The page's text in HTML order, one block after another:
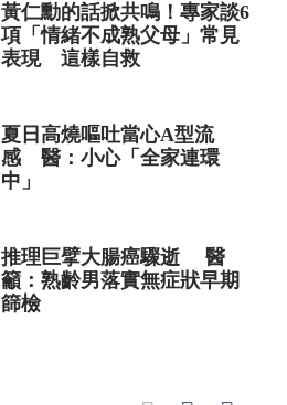
黃仁勳的話掀共鳴！專家談6
項「情緒不成熟父母」常見
表現 這樣自救
夏日高燒嘔吐當心A型流
感 醫：小心「全家連環
中」
推理巨擘大腸癌驟逝 醫
籲：熟齡男落實無症狀早期
篩檢